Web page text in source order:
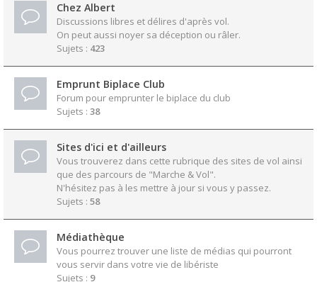
Chez Albert
Discussions libres et délires d'après vol.
On peut aussi noyer sa déception ou râler.
Sujets : 423
Emprunt Biplace Club
Forum pour emprunter le biplace du club
Sujets : 38
Sites d'ici et d'ailleurs
Vous trouverez dans cette rubrique des sites de vol ainsi
que des parcours de "Marche & Vol".
N'hésitez pas à les mettre à jour si vous y passez.
Sujets : 58
Médiathèque
Vous pourrez trouver une liste de médias qui pourront
vous servir dans votre vie de libériste
Sujets : 9